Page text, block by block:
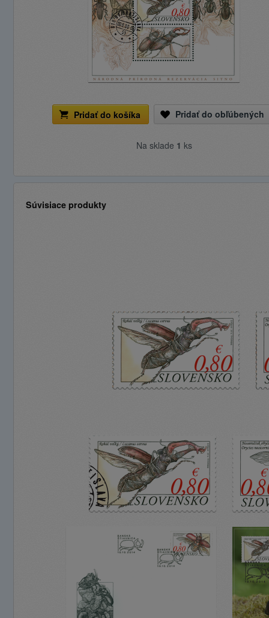
Pridať do košíka Pridať do obľúbených
Na sklade 1 ks
Súvisiace produkty